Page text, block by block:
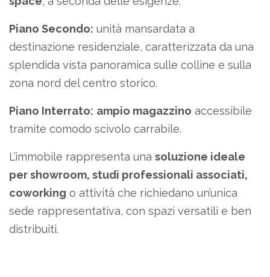
Piano Secondo: unità mansardata a
destinazione residenziale, caratterizzata da una
splendida vista panoramica sulle colline e sulla
zona nord del centro storico.
Piano Interrato: ampio magazzino accessibile
tramite comodo scivolo carrabile.
L’immobile rappresenta una soluzione ideale
per showroom, studi professionali associati,
coworking o attività che richiedano un’unica
sede rappresentativa, con spazi versatili e ben
distribuiti.